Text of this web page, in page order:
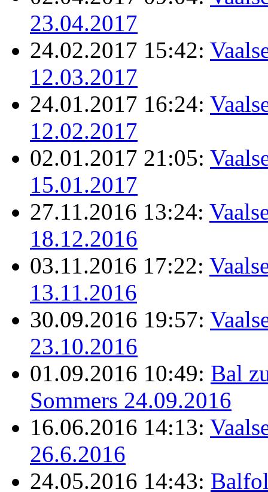
23.04.2017
24.02.2017 15:42:
12.03.2017
24.01.2017 16:24:
12.02.2017
02.01.2017 21:05:
15.01.2017
27.11.2016 13:24:
18.12.2016
03.11.2016 17:22:
13.11.2016
30.09.2016 19:57:
23.10.2016
01.09.2016 10:49: Bal
Sommers 24.09.2016
16.06.2016 14:13:
26.6.2016
24.05.2016 14:43: